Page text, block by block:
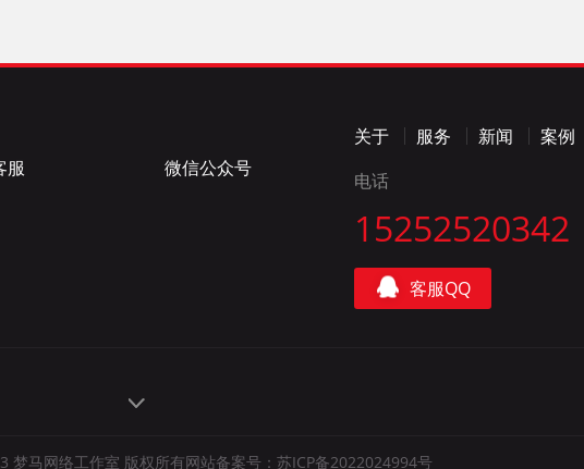
服 微信公众号
关于 服务 新闻
案例
电话
15252520342
客服QQ
马网络工作室 版权所有网站备案号： 苏ICP备2022024994号